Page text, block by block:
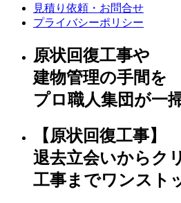
見積り依頼・お問合せ
プライバシーポリシー
原状回復工事や
建物管理の手間を
プロ職人集団が一
【原状回復工事】
退去立会いからク
工事までワンスト